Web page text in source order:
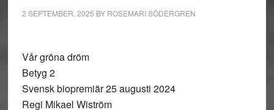
2 SEPTEMBER, 2025 BY ROSEMARI SÖDERGREN
Vår gröna dröm
Betyg 2
Svensk biopremiär 25 augusti 2024
Regi Mikael Wiström